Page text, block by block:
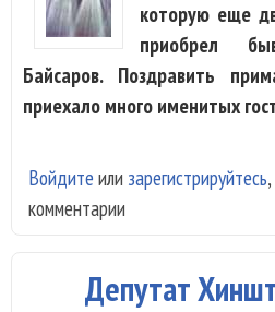
которую еще
приобрел
Байсаров. Поздравить
приехало много именитых
Войдите или зарегистрируйтесь
комментарии
Депутат